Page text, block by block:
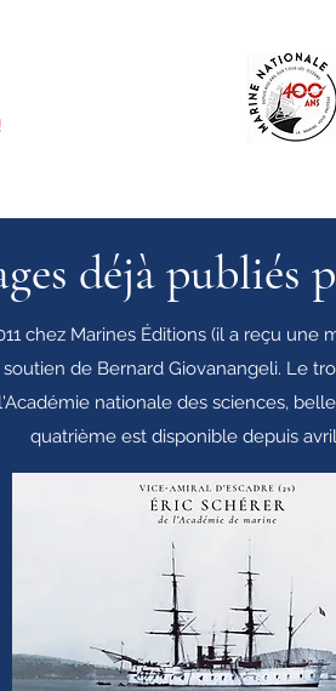
traditions des marins français
déjà publiés
chez Marines Éditions (il a reçu
de Bernard Giovanangeli. Le
nationale des sciences,
quatrième est disponible depuis